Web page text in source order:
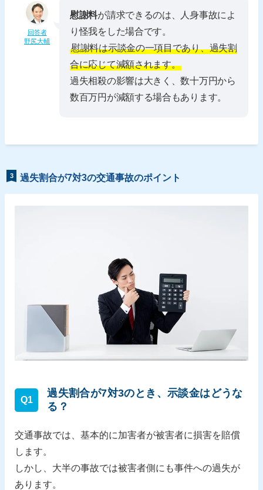
回答者
野尻大輔
慰謝料が請求できるのは、人身事故によ
り怪我をした場合です。
慰謝料は示談金の一項目であり、過失割
合に応じて減額されます。
過失相殺の影響は大きく、数十万円から
数百万円が減額する場合もあります。
3 過失割合が7対3の交通事故のポイント
Q1
過失割合が7対3のとき、示談金はどうな
る？
交通事故では、基本的に加害者が被害者に損害を賠償
します。
しかし、大半の事故では被害者側にも事件への過失が
あります。